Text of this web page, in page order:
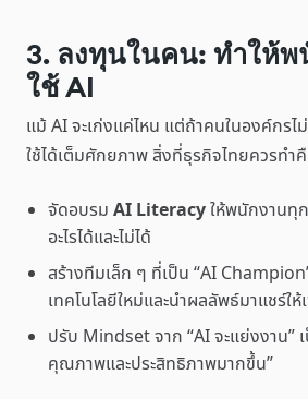
3. ลงทุนในคน: ทำให้
ใช้ AI
แม้ AI จะเก่งแค่ไหน แต่ถ้าคนในองค์กรไ
ใช้ได้เต็มศักยภาพ สิ่งที่ธุรกิจไทยควรทำ
จัดอบรม AI Literacyให้พนักงานทุก
อะไรได้และไม่ได้
สร้างทีมเล็ก ๆ ที่เป็น “AI
เทคโนโลยีใหม่และนำผลลัพธ์มาแชร์ใ
ปรับ Mindset จาก “AI จะแย่งงาน”
คุณภาพและประสิทธิภาพมากขึ้น”